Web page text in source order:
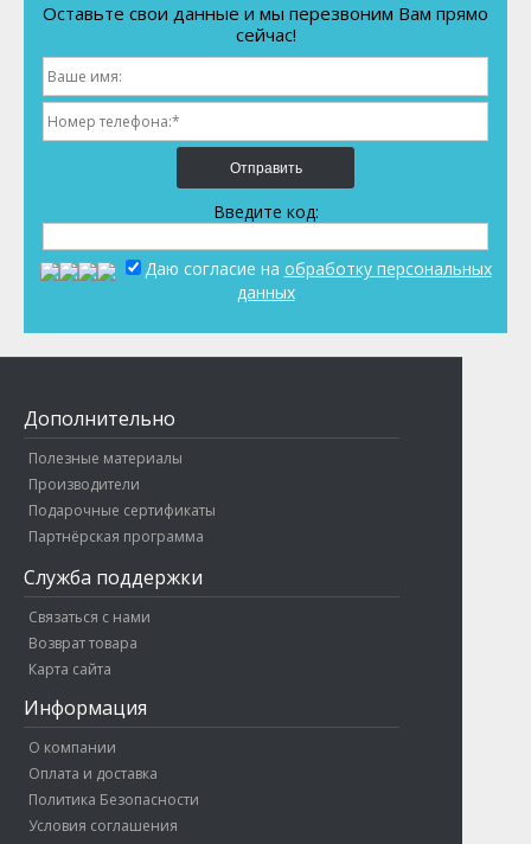
Оставьте свои данные и мы перезвоним Вам прямо
сейчас!
Отправить
Введите код:
Даю согласие на обработку персональных
данных
Дополнительно
Полезные материалы
Производители
Подарочные сертификаты
Партнёрская программа
Служба поддержки
Связаться с нами
Возврат товара
Карта сайта
Информация
О компании
Оплата и доставка
Политика Безопасности
Условия соглашения